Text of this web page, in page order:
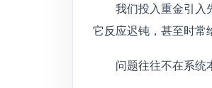
我们投入重金引入
它反应迟钝，甚至时常
问题往往不在系统